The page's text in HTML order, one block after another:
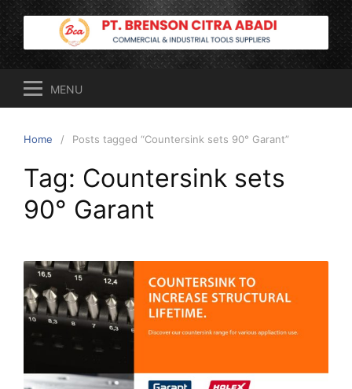
Skip
to
content
MENU
Home Posts tagged “Countersink sets 90° Garant”
Tag: Countersink sets
90° Garant